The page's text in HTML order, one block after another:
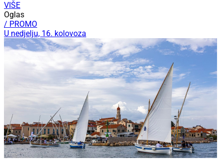
VIŠE
Oglas
/ PROMO
U nedjelju, 16. kolovoza